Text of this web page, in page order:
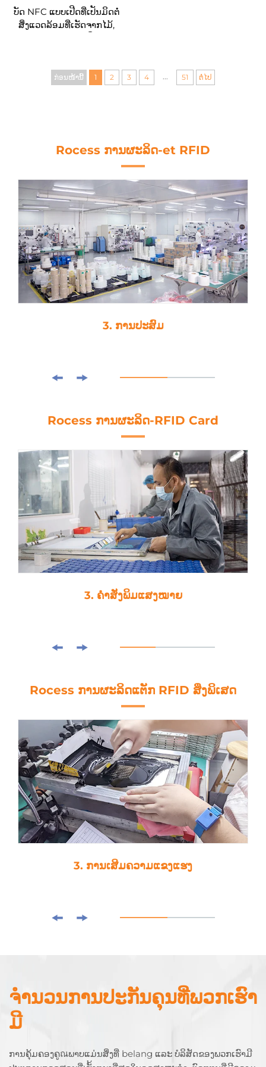
ບັດ NFC ແບບເປີດທີ່ເປັນມິດຕໍ່
ສິ່ງແວດລ້ອມທີ່ເຮັດຈາກໄມ້,
Key) RFID ມາດຕະຖານ
ກ່ອນໜ້ານີ້ 1 2 3 4 51 ຕໍ່ໄປ
Rocess ການຜະລິດ-et RFID
3. ການປະສົມ
Rocess ການຜະລິດ-RFID Card
3. ຄຳສັ່ງພິມແສງໝາຍ
Rocess ການຜະລິດແຕັກ RFID ສິ່ງພິເສດ
3. ການເສີມຄວາມແຂງແຮງ
ຈໍານວນການປະກັນຄຸນທີ່ພວກເຮົາ
ມີ
ການຄຸ້ມຄອງຄູณພາບແມ່ນສິ່ງທີ່ belang ແລະ ບໍລິສັດຂອງພວກເຮົາມີ